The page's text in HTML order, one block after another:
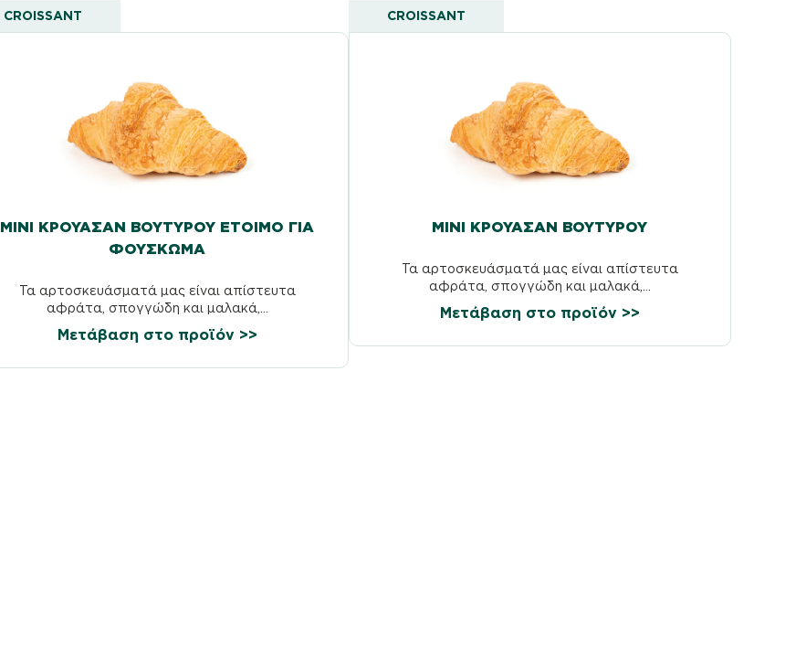
CROISSANT
ΜΊΝΙ ΚΡΟΥΑΣΆΝ ΒΟΥΤΎΡΟΥ ΈΤΟΙΜΟ ΓΙΑ
ΦΟΎΣΚΩΜΑ
Τα αρτοσκευάσματά μας είναι απίστευτα
αφράτα, σπογγώδη και μαλακά,...
Μετάβαση στο προϊόν >>
CROISSANT
ΜΊΝΙ ΚΡΟΥΑΣΆΝ ΒΟΥΤΎΡΟΥ
Τα αρτοσκευάσματά μας είναι απίστευτα
αφράτα, σπογγώδη και μαλακά,...
Μετάβαση στο προϊόν >>